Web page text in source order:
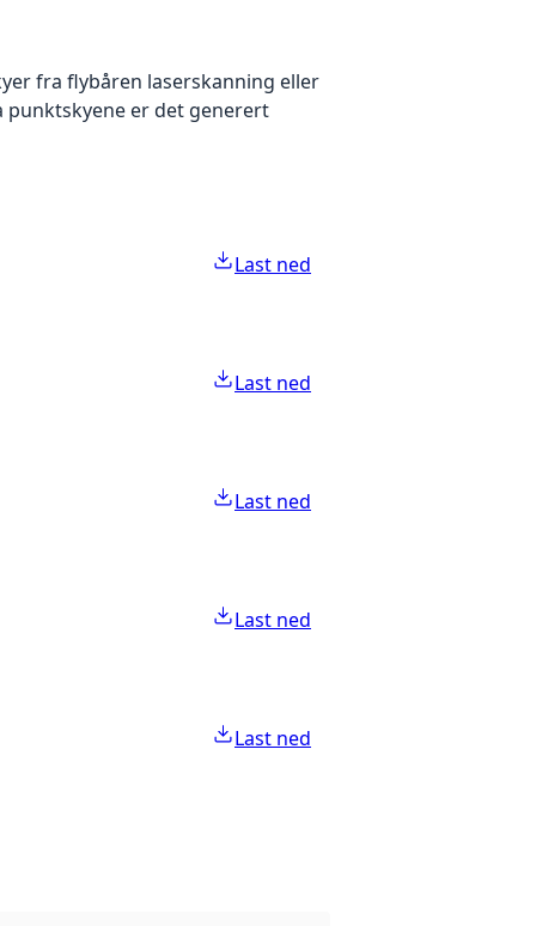
fra flybåren laserskanning eller
punktskyene er det generert
Last ned
Last ned
Last ned
Last ned
Last ned